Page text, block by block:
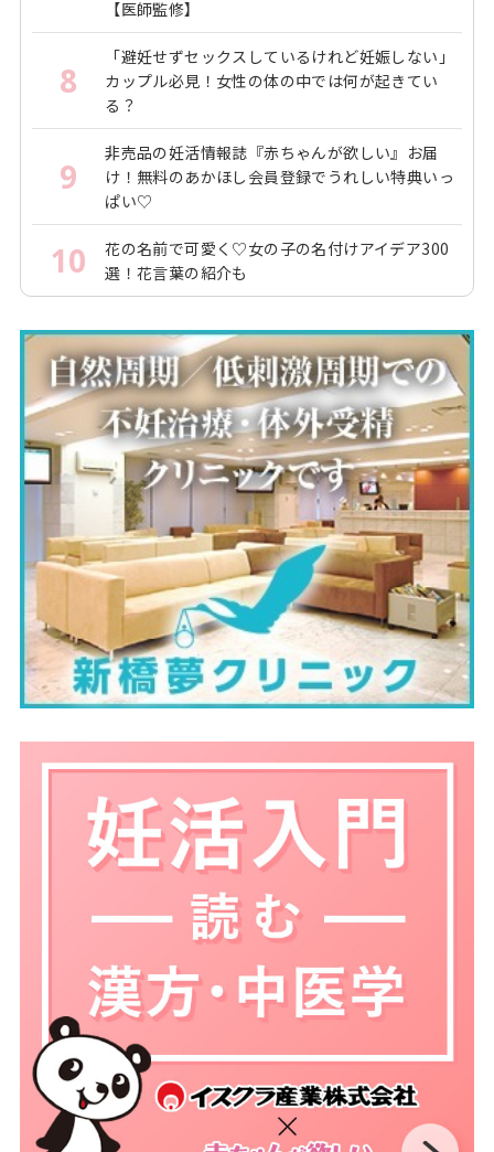
【医師監修】
8
「避妊せずセックスしているけれど妊娠しない」
カップル必見！女性の体の中では何が起きてい
る？
9
非売品の妊活情報誌『赤ちゃんが欲しい』お届
け！無料のあかほし会員登録でうれしい特典いっ
ぱい♡
10
花の名前で可愛く♡女の子の名付けアイデア300
選！花言葉の紹介も